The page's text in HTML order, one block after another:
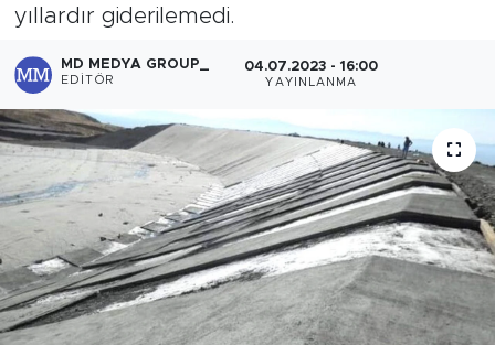
yıllardır giderilemedi.
MD MEDYA GROUP_
EDITÖR
04.07.2023 - 16:00
YAYINLANMA
Yayladere-Yedisu
MD Prestij Dergisi
Siyaset
Spor
Yaşam
Sağlık
Son Dakika Haberleri
Haber Arşivi